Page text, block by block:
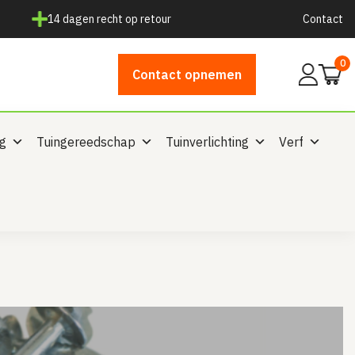
14 dagen recht op retour Contact
Contact opnemen
Mijn
0
Tuingereedschap Tuinverlichting Verf